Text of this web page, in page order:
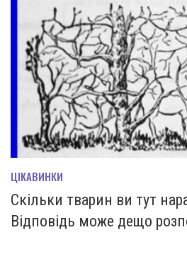
ЦІКАВИНКИ
Скільки тварин ви тут
Відповідь може дещо